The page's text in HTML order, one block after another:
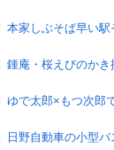
本家しぶそば早い
鍾庵・桜えびのかき
ゆで太郎×もつ次郎
日野自動車の小型